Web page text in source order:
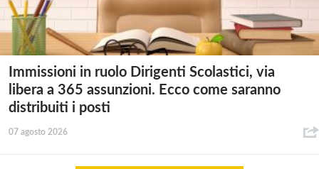
Immissioni in ruolo Dirigenti Scolastici, via
libera a 365 assunzioni. Ecco come saranno
distribuiti i posti
07 agosto 2026